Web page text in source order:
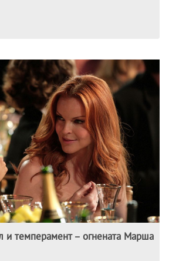
и темперамент – огнената Марша